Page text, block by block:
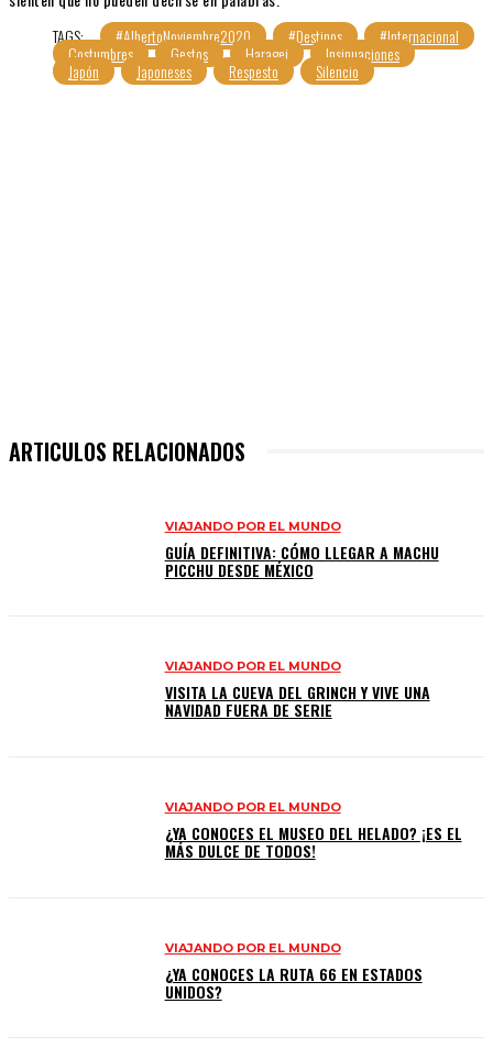
TAGS:
#AlbertoNoviembre2020 #Destinos #Internacional
Costumbres Gestos Haragei Insinuaciones
Japón Japoneses Respesto Silencio
ARTICULOS RELACIONADOS
VIAJANDO POR EL MUNDO
GUÍA DEFINITIVA: CÓMO LLEGAR A MACHU
PICCHU DESDE MÉXICO
VIAJANDO POR EL MUNDO
VISITA LA CUEVA DEL GRINCH Y VIVE UNA
NAVIDAD FUERA DE SERIE
VIAJANDO POR EL MUNDO
¿YA CONOCES EL MUSEO DEL HELADO? ¡ES EL
MÁS DULCE DE TODOS!
VIAJANDO POR EL MUNDO
¿YA CONOCES LA RUTA 66 EN ESTADOS
UNIDOS?